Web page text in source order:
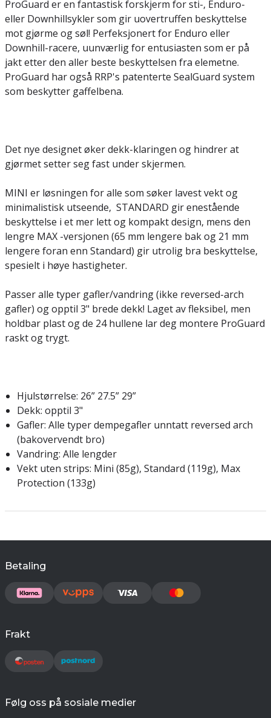
ProGuard er en fantastisk forskjerm for sti-, Enduro-
eller Downhillsykler som gir uovertruffen beskyttelse
mot gjørme og søl! Perfeksjonert for Enduro eller
Downhill-racere, uunværlig for entusiasten som er på
jakt etter den aller beste beskyttelsen fra elemetne.
ProGuard har også RRP's patenterte SealGuard system
som beskytter gaffelbena.
Det nye designet øker dekk-klaringen og hindrer at
gjørmet setter seg fast under skjermen.
MINI er løsningen for alle som søker lavest vekt og
minimalistisk utseende, STANDARD gir enestående
beskyttelse i et mer lett og kompakt design, mens den
lengre MAX -versjonen (65 mm lengere bak og 21 mm
lengere foran enn Standard) gir utrolig bra beskyttelse,
spesielt i høye hastigheter.
Passer alle typer gafler/vandring (ikke reversed-arch
gafler) og opptil 3" brede dekk! Laget av fleksibel, men
holdbar plast og de 24 hullene lar deg montere ProGuard
raskt og trygt.
Hjulstørrelse: 26” 27.5” 29”
Dekk: opptil 3"
Gafler: Alle typer dempegafler unntatt reversed arch
(bakovervendt bro)
Vandring: Alle lengder
Vekt uten strips: Mini (85g), Standard (119g), Max
Protection (133g)
Betaling
Frakt
Følg oss på sosiale medier